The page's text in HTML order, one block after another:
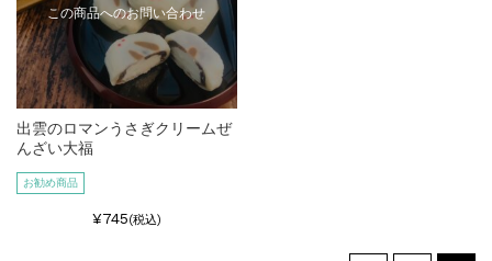
この商品へのお問い合わせ
出雲のロマンうさぎクリームぜ
んざい大福
お勧め商品
¥745(税込)